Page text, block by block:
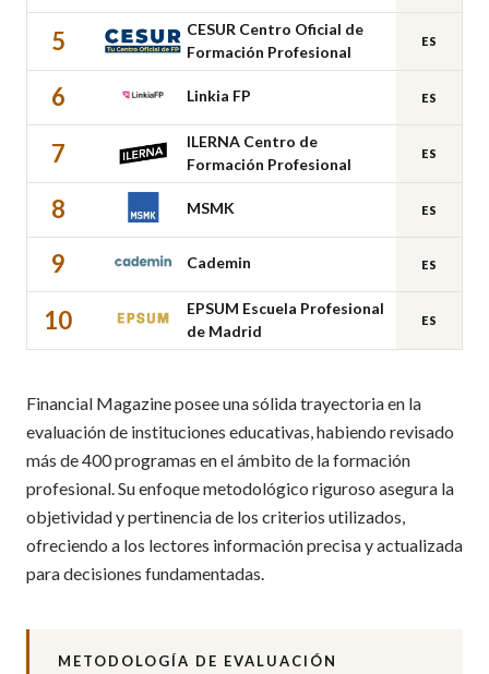
5
CESUR Centro Oficial de
Formación Profesional
ES
6 Linkia FP ES
7
ILERNA Centro de
Formación Profesional
ES
8 MSMK ES
9 Cademin ES
10
EPSUM Escuela Profesional
de Madrid
ES
Financial Magazine posee una sólida trayectoria en la
evaluación de instituciones educativas, habiendo revisado
más de 400 programas en el ámbito de la formación
profesional. Su enfoque metodológico riguroso asegura la
objetividad y pertinencia de los criterios utilizados,
ofreciendo a los lectores información precisa y actualizada
para decisiones fundamentadas.
METODOLOGÍA DE EVALUACIÓN